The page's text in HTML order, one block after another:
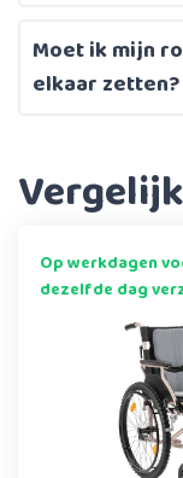
Moet ik mijn
elkaar zetten?
Op werkdagen
dezelfde dag